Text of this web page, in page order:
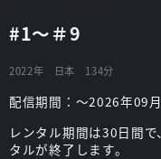
#1～＃9
2022年 日本 134分
配信期間：～2026年09
レンタル期間は30日間
タルが終了します。